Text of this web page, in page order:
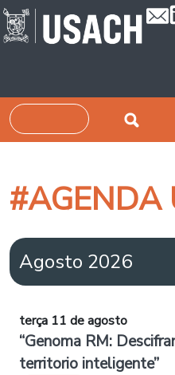
Passar para o conteúdo
Pesquisar
#AGENDA
Agosto 2026
terça 11 de agosto
“Genoma RM:
territorio inteligente”